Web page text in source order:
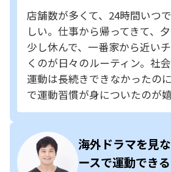
店舗数が多くて、24時間いつ
しい。仕事から帰ってきて、
少し休んで、一番家から近い
くのが日々のルーティン。社
運動は長続きできなかったの
で運動習慣が身についたのが
海外ドラマを見
ースで運動できる